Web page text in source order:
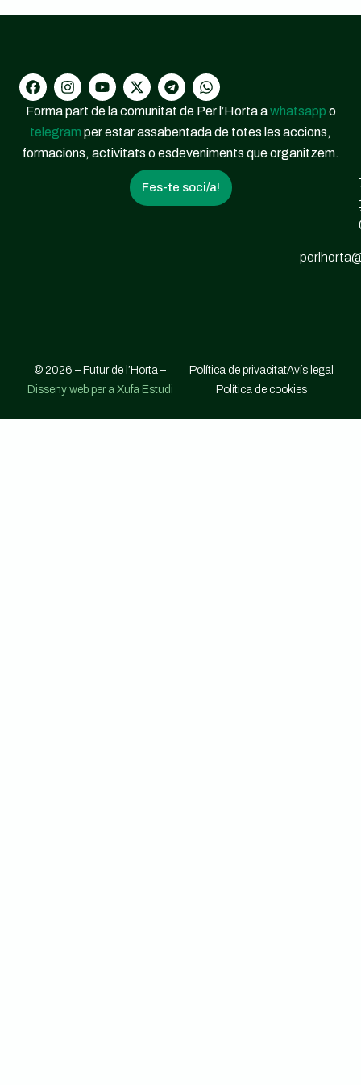
Forma part de la comunitat de Per l’Horta awhatsapp o
telegramper estar assabentada de totes les accions,
formacions, activitats o esdeveniments que organitzem.
Fes-te soci/a!
© 2026 – Futur de l’Horta –
Disseny web per a Xufa Estudi
Política de privacitatAvís legal
Política de cookies